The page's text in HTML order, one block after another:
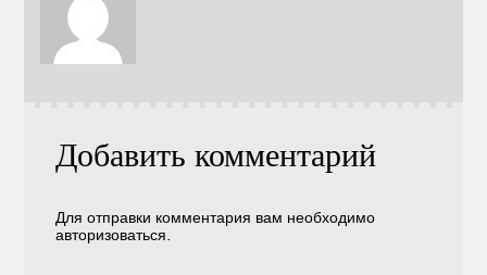
Добавить комментарий
Для отправки комментария вам необходимо
авторизоваться